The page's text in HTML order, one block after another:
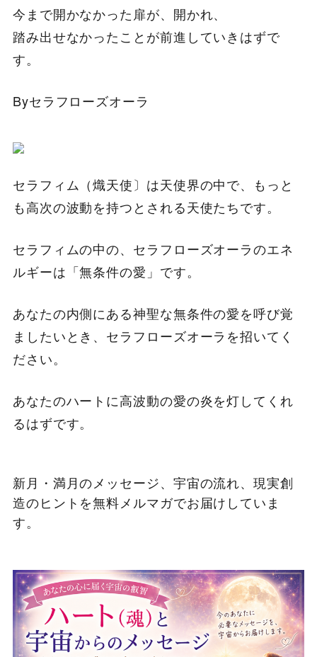
今まで開かなかった扉が、開かれ、
踏み出せなかったことが前進していきはずで
す。
Byセラフローズオーラ
セラフィム（熾天使〕は天使界の中で、もっと
も高次の波動を持つとされる天使たちです。
セラフィムの中の、セラフローズオーラのエネ
ルギーは「無条件の愛」です。
あなたの内側にある神聖な無条件の愛を呼び覚
ましたいとき、セラフローズオーラを招いてく
ださい。
あなたのハートに高波動の愛の炎を灯してくれ
るはずです。
新月・満月のメッセージ、宇宙の流れ、現実創
造のヒントを無料メルマガでお届けしていま
す。